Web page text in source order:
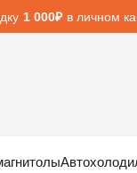
1 000₽ в личном